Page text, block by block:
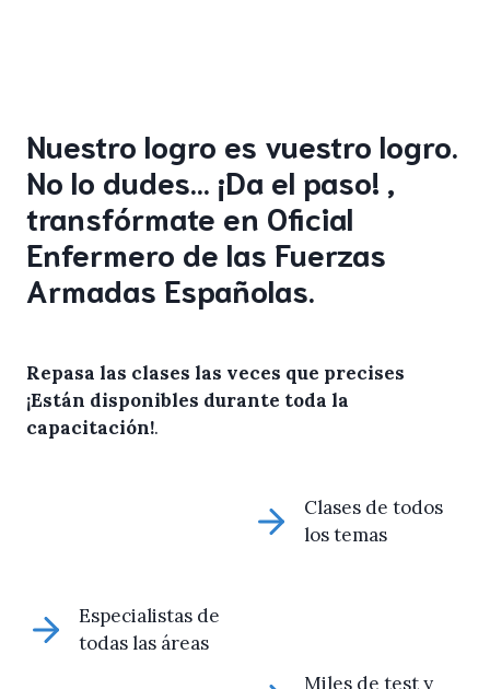
Nuestro logro es vuestro logro.
No lo dudes… ¡Da el paso! ,
transfórmate en Oficial
Enfermero de las Fuerzas
Armadas Españolas.
Repasa las clases las veces que precises
¡Están disponibles durante toda la
capacitación!.
Clases de todos
los temas
Especialistas de
todas las áreas
Miles de test y